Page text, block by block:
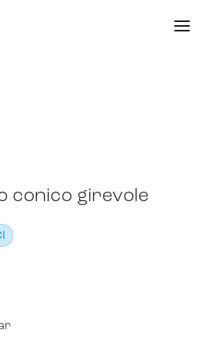
farmaceutico
conico girevole